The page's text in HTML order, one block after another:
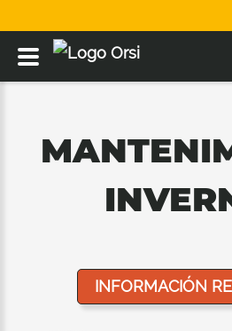
INFORMACIÓN